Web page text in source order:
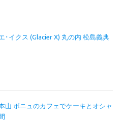
･イクス (Glacier X) 丸の内 松島義典
山 ボニュのカフェでケーキとオシャ